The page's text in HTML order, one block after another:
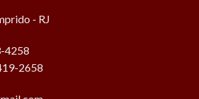
- RJ
4258
2658